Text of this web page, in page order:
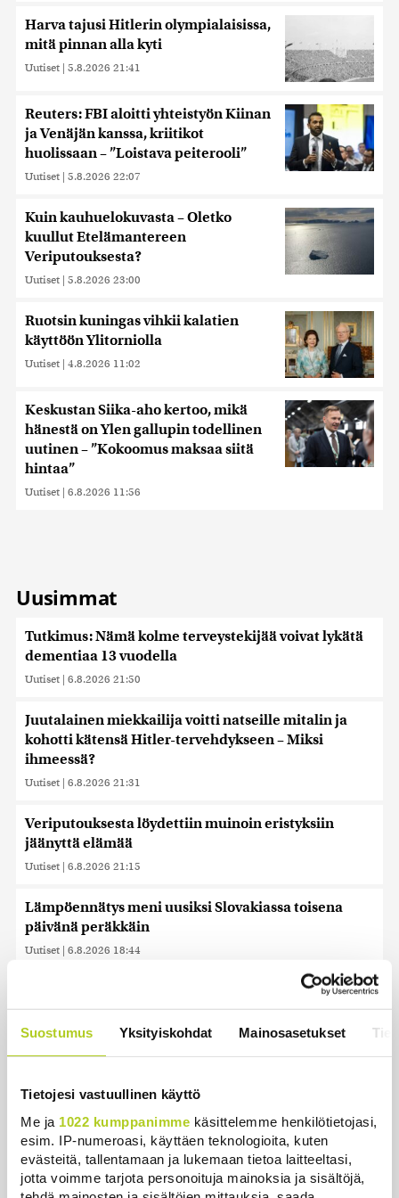
Suostumus Yksityiskohdat Mainosasetukset
Tietojesi vastuullinen käyttö
Me ja 1022 kumppanimme käsittelemme henkilötietojasi,
esim. IP-numeroasi, käyttäen teknologioita, kuten
evästeitä, tallentamaan ja lukemaan tietoa laitteeltasi,
jotta voimme tarjota personoituja mainoksia ja sisältöjä,
Harva tajusi Hitlerin olympialaisissa,
mitä pinnan alla kyti
Uutiset | 5.8.2026 21:41
Reuters: FBI aloitti yhteistyön Kiinan
ja Venäjän kanssa, kriitikot
huolissaan – ”Loistava peiterooli”
Uutiset | 5.8.2026 22:07
Kuin kauhuelokuvasta – Oletko
kuullut Etelämantereen
Veriputouksesta?
Uutiset | 5.8.2026 23:00
Ruotsin kuningas vihkii kalatien
käyttöön Ylitorniolla
Uutiset | 4.8.2026 11:02
Keskustan Siika-aho kertoo, mikä
hänestä on Ylen gallupin todellinen
uutinen – ”Kokoomus maksaa siitä
hintaa”
Uutiset | 6.8.2026 11:56
Uusimmat
Tutkimus: Nämä kolme terveystekijää voivat lykätä
dementiaa 13 vuodella
Uutiset | 6.8.2026 21:50
Juutalainen miekkailija voitti natseille mitalin ja
kohotti kätensä Hitler-tervehdykseen – Miksi
ihmeessä?
Uutiset | 6.8.2026 21:31
Veriputouksesta löydettiin muinoin eristyksiin
jäänyttä elämää
Uutiset | 6.8.2026 21:15
Lämpöennätys meni uusiksi Slovakiassa toisena
päivänä peräkkäin
Uutiset | 6.8.2026 18:44
Valtiovarainministeriön leikkausehdotus voi
pidentää Kelan käsittelyaikoja
Uutiset | 6.8.2026 17:16
harkitsee hyökkäyksiä Baltiaan
Uutiset | 6.8.2026 17:12
Ex-kansanedustaja Ano Turtiaista ja hänen
vaimoaan syytetään törkeistä talousrikoksista